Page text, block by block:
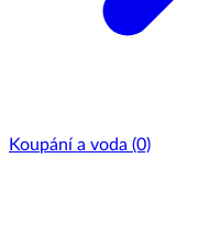
Koupání a voda (0)